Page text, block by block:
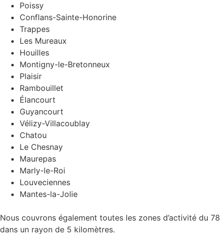
Poissy
Conflans-Sainte-Honorine
Trappes
Les Mureaux
Houilles
Montigny-le-Bretonneux
Plaisir
Rambouillet
Élancourt
Guyancourt
Vélizy-Villacoublay
Chatou
Le Chesnay
Maurepas
Marly-le-Roi
Louveciennes
Mantes-la-Jolie
Nous couvrons également toutes les zones d’activité du 78
dans un rayon de 5 kilomètres.